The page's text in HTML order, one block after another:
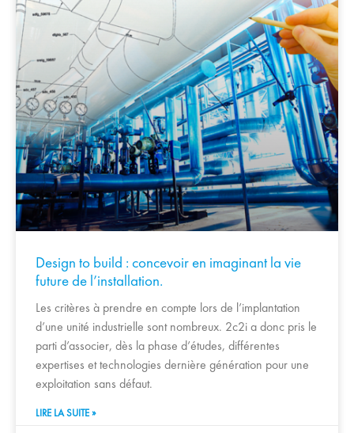
Design to build : concevoir en imaginant la vie
future de l’installation.
Les critères à prendre en compte lors de l’implantation
d’une unité industrielle sont nombreux. 2c2i a donc pris le
parti d’associer, dès la phase d’études, différentes
expertises et technologies dernière génération pour une
exploitation sans défaut.
LIRE LA SUITE »